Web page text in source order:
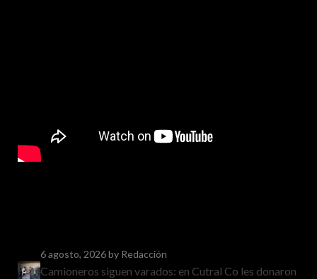
6 agosto, 2026by Redacción
Camioneros siguen varados: en Cutral Co les donaron